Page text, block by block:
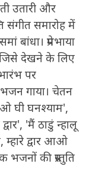
उतारी और
संगीत समारोह में
बांधा। प्रेमभाया
जिसे देखने के लिए
पर
गाया। चेतन
घी घनश्याम',
'मैं ठाडुं न्हालू
म्हारे द्वार आओ
की प्रस्तुति